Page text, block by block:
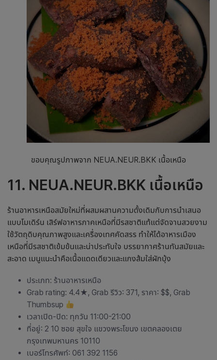
ขอบคุณรูปภาพจาก NEUA.NEUR.BKK เนื้อเหนือ
11. NEUA.NEUR.BKK เนื้อเหนือ
ร้านอาหารเหนือสมัยใหม่ที่ผสมผสานความดั้งเดิมกับการนำเสนอ
แบบโมเดิร์น เสิร์ฟอาหารภาคเหนือที่มีรสชาติแท้แต่จัดจานสวยงาม
ใช้วัตถุดิบคุณภาพสูงและเครื่องเทศคัดสรร ทำให้ได้อาหารเมือง
เหนือที่มีรสชาติเข้มข้นและน่าประทับใจ บรรยากาศร้านทันสมัยและ
สะอาด เมนูแนะนำคือเนื้อแดดเดียวและแกงส้มใส่ผักบุ้ง
ประเภท: ร้านอาหารเหนือ
Grab rating: 4.4★, Grab รีวิว: 371, ราคา: $$, Grab
Thumbsup
เวลาเปิด-ปิด: ทุกวัน 11:00-21:00
ที่อยู่: 2 10 ซอย สุขใจ แขวงพระโขนง เขตคลองเตย
กรุงเทพมหานคร 10110
เบอร์โทรศัพท์: 061 392 1156